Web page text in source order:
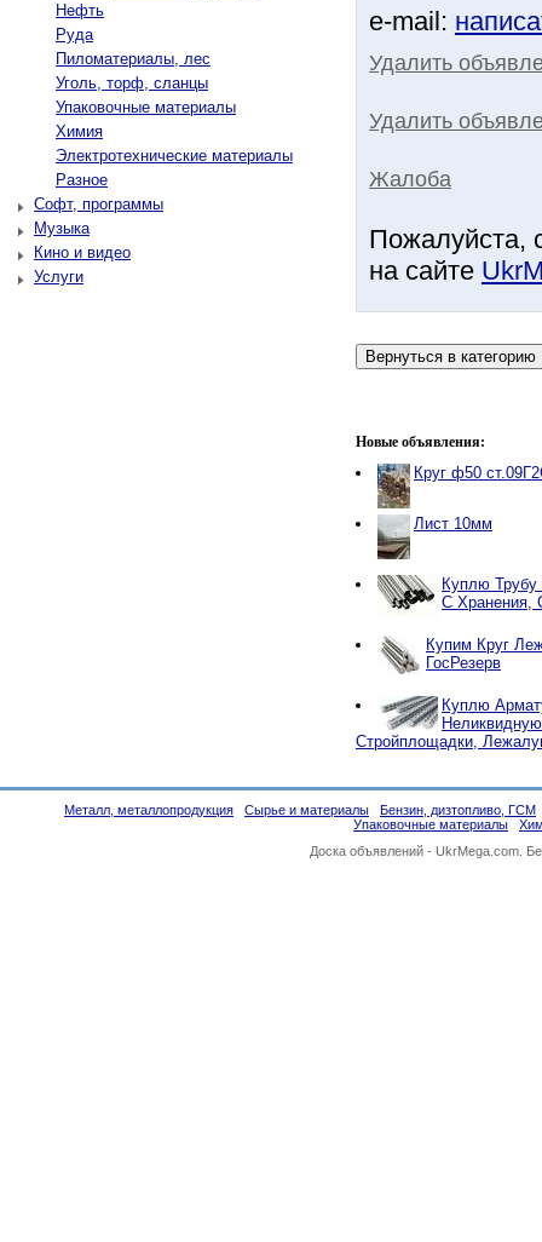
Нефть
Руда
Пиломатериалы, лес
Уголь, торф, сланцы
Упаковочные материалы
Химия
Электротехнические материалы
Разное
Софт, программы
Музыка
Кино и видео
Услуги
e-mail:
Удалить
Удалить
Жалоба
Пожалуйста,
на сайте
Новые объявления:
Круг ф50
Лист 10мм
Куплю
С Хранения,
Купим Круг
ГосРезерв
Куплю
Стройплощадки,
Металл, металлопродукция Сырье и материалы
Бензин, дизтопливо, ГСМ
Упаковочные материалы
Доска объявлений - UkrMega.com.